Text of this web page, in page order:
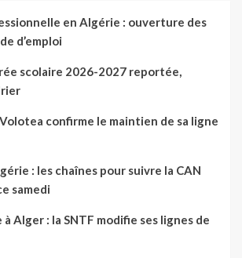
en Algérie : ouverture des
d’emploi
scolaire 2026-2027 reportée,
confirme le maintien de sa ligne
: les chaînes pour suivre la CAN
samedi
Alger : la SNTF modifie ses lignes de